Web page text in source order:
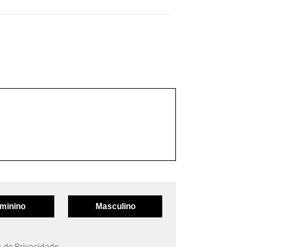
Masculino